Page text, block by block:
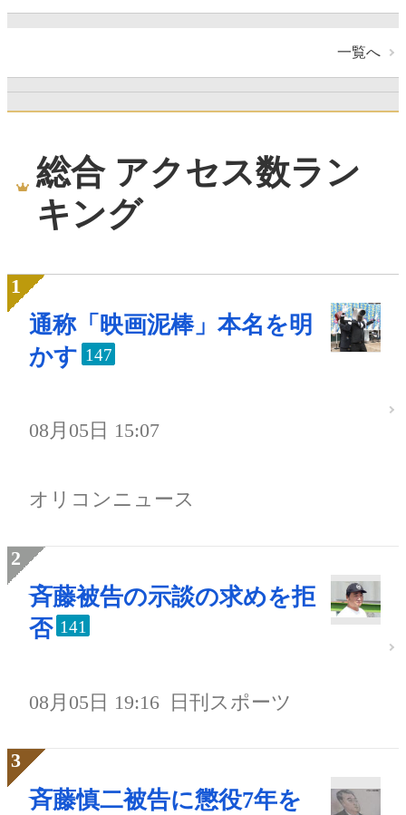
一覧へ
総合 アクセス数ラン
キング
通称「映画泥棒」本名を明
かす 147
08月05日 15:07
オリコンニュース
斉藤被告の示談の求めを拒
否 141
08月05日 19:16 日刊スポーツ
斉藤慎二被告に懲役7年を